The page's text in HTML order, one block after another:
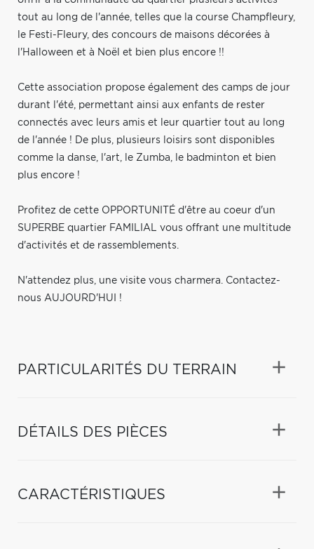
tout au long de l'année, telles que la course Champfleury,
le Festi-Fleury, des concours de maisons décorées à
l'Halloween et à Noël et bien plus encore !!
Cette association propose également des camps de jour
durant l'été, permettant ainsi aux enfants de rester
connectés avec leurs amis et leur quartier tout au long
de l'année ! De plus, plusieurs loisirs sont disponibles
comme la danse, l'art, le Zumba, le badminton et bien
plus encore !
Profitez de cette OPPORTUNITÉ d'être au coeur d'un
SUPERBE quartier FAMILIAL vous offrant une multitude
d'activités et de rassemblements.
N'attendez plus, une visite vous charmera. Contactez-
nous AUJOURD'HUI !
PARTICULARITÉS DU TERRAIN
DÉTAILS DES PIÈCES
CARACTÉRISTIQUES